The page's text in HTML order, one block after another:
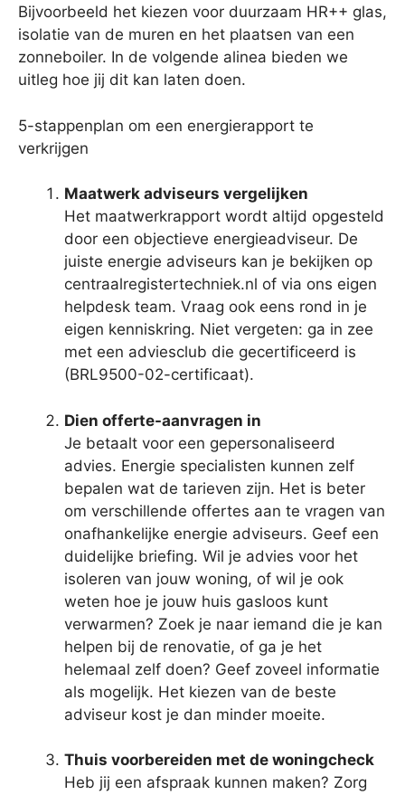
Bijvoorbeeld het kiezen voor duurzaam HR++ glas,
isolatie van de muren en het plaatsen van een
zonneboiler. In de volgende alinea bieden we
uitleg hoe jij dit kan laten doen.
5-stappenplan om een energierapport te
verkrijgen
Maatwerk adviseurs vergelijken
Het maatwerkrapport wordt altijd opgesteld
door een objectieve energieadviseur. De
juiste energie adviseurs kan je bekijken op
centraalregistertechniek.nl of via ons eigen
helpdesk team. Vraag ook eens rond in je
eigen kenniskring. Niet vergeten: ga in zee
met een adviesclub die gecertificeerd is
(BRL9500-02-certificaat).
Dien offerte-aanvragen in
Je betaalt voor een gepersonaliseerd
advies. Energie specialisten kunnen zelf
bepalen wat de tarieven zijn. Het is beter
om verschillende offertes aan te vragen van
onafhankelijke energie adviseurs. Geef een
duidelijke briefing. Wil je advies voor het
isoleren van jouw woning, of wil je ook
weten hoe je jouw huis gasloos kunt
verwarmen? Zoek je naar iemand die je kan
helpen bij de renovatie, of ga je het
helemaal zelf doen? Geef zoveel informatie
als mogelijk. Het kiezen van de beste
adviseur kost je dan minder moeite.
Thuis voorbereiden met de woningcheck
Heb jij een afspraak kunnen maken? Zorg